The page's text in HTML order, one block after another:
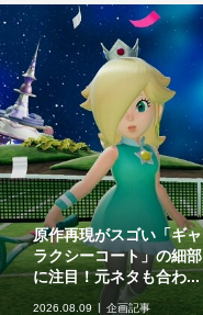
原作再現がスゴい「ギャ
ラクシーコート」の細部
に注目！元ネタも合わ...
2026.08.09 企画記事